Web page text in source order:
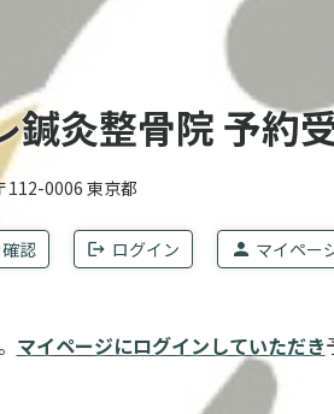
鍼灸整骨院 予約
112-0006 東京都
認 ログイン マイペー
マイページにログインしていただき